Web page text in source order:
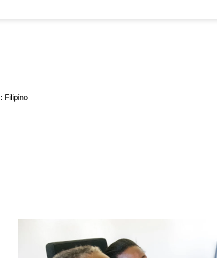
Filipino